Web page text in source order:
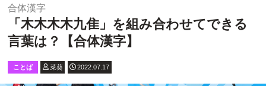
合体漢字
「木木木木九隹」を組み合わせてできる
言葉は？【合体漢字】
ことば 菜葵 2022.07.17